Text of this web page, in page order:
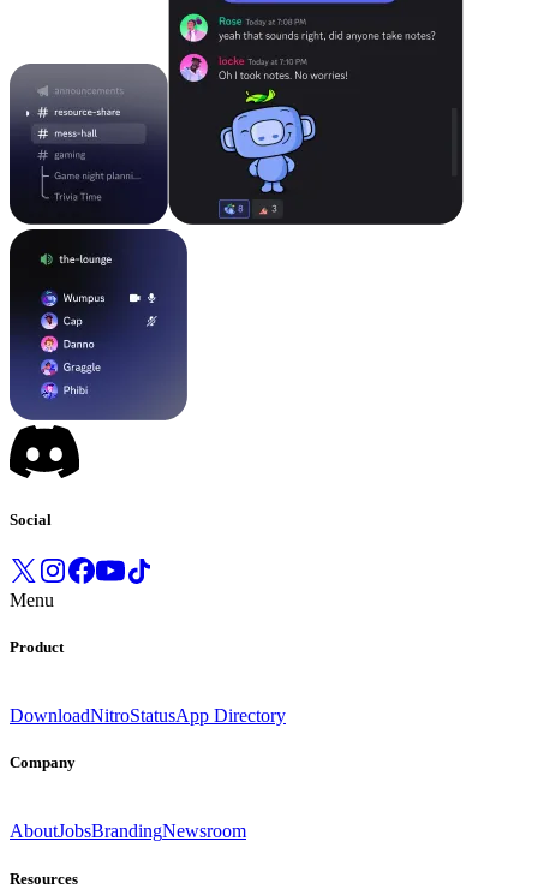
Social
Menu
Product
DownloadNitroStatusApp Directory
Company
AboutJobsBrandingNewsroom
Resources